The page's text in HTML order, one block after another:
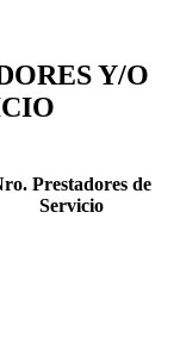
Y/O
Prestadores de
Servicio